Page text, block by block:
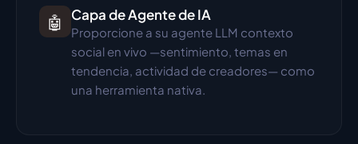
🤖 Capa de Agente de IA
Proporcione a su agente LLM contexto
social en vivo —sentimiento, temas en
tendencia, actividad de creadores— como
una herramienta nativa.